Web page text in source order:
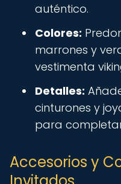
auténtico.
Colores:
marrones y
vestimenta
Detalles:
cinturones y
para
Accesorios y